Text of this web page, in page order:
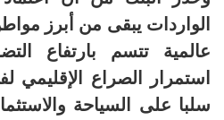
الواردات يبقى من أبرز
عالمية تتسم بارتفاع
استمرار الصراع الإقليمي
سلبا على السياحة